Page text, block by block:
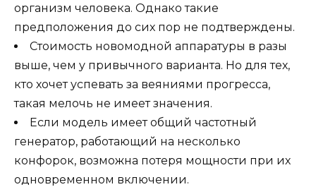
организм человека. Однако такие
предположения до сих пор не подтверждены.
Стоимость новомодной аппаратуры в разы
выше, чем у привычного варианта. Но для тех,
кто хочет успевать за веяниями прогресса,
такая мелочь не имеет значения.
Если модель имеет общий частотный
генератор, работающий на несколько
конфорок, возможна потеря мощности при их
одновременном включении.